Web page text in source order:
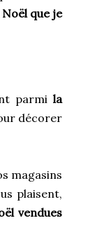
que je
parmila
décorer
magasins
plaisent,
vendues